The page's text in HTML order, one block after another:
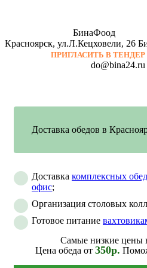
БинаФоод
Красноярск, ул.Л.Кецховели, 26
ПРИГЛАСИТЬ В ТЕНДЕР
do@bina24.ru
Доставка обедов в
Доставка комплексных
офис;
Организация столовых
Готовое питание
Самые низкие цены
Цена обеда от 350р.